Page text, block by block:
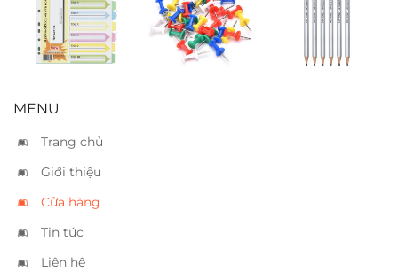
Phân trang
giấy 10
Đinh ấn màu Bút chì Macro
MENU
Trang chủ
Giới thiệu
Cửa hàng
Tin tức
Liên hệ